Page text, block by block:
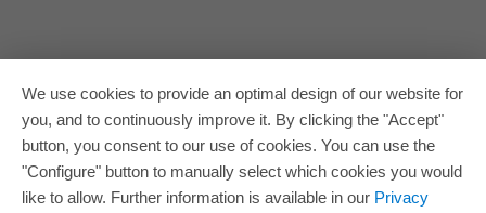
We use cookies to provide an optimal design of our website for
you, and to continuously improve it. By clicking the "Accept"
button, you consent to our use of cookies. You can use the
"Configure" button to manually select which cookies you would
like to allow. Further information is available in our Privacy